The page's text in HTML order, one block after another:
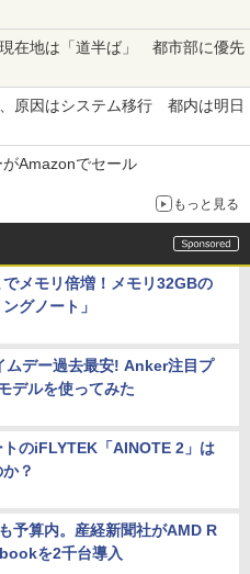
在地は「道半ば」 都市部に優先
原因はシステム移行 都内は明日
Amazonでセール
もっと見る
メモリ倍増！メモリ32GBの
グノート」
ムデー過去最安! Anker注目プ
デルを使ってみた
のiFLYTEK「AINOTE 2」は
？
予算内。産経新聞社がAMD R
を2千台導入